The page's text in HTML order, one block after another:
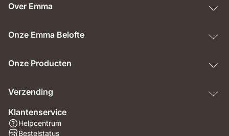
Over Emma
Onze Emma Belofte
Onze Producten
Verzending
Klantenservice
Helpcentrum
Bestelstatus